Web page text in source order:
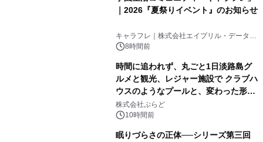
｜2026『夏祭りイベント』のお知らせ
キャラフレ｜株式会社エイプリル・データ・
デザインズ
8時間前
時間に追われず、丸ごと1日淡路島グ
ルメと観光、レジャー施設で クラブハ
ウスのようなプールと、変わった形の
サウナも 「THE BOXY AWAJI」のお
得な素泊まり連泊プランで
株式会社ぷらど
10時間前
眠りづらさの正体──シリーズ第三回